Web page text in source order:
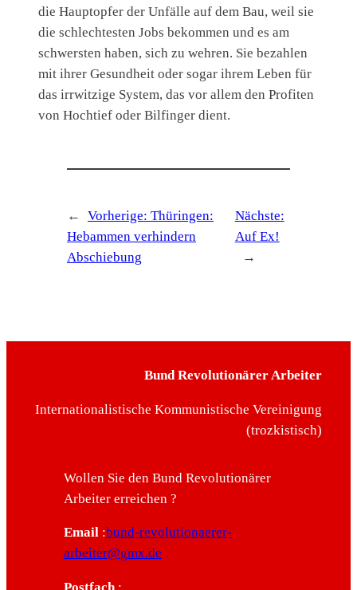
die Hauptopfer der Unfälle auf dem Bau, weil sie
die schlechtesten Jobs bekommen und es am
schwersten haben, sich zu wehren. Sie bezahlen
mit ihrer Gesundheit oder sogar ihrem Leben für
das irrwitzige System, das vor allem den Profiten
von Hochtief oder Bilfinger dient.
← Vorherige: Thüringen:
Hebammen verhindern
Abschiebung
Nächste:
Auf Ex!
→
Bund Revolutionärer Arbeiter
Internationalistische Kommunistische Vereinigung
(trozkistisch)
Wollen Sie den Bund Revolutionärer
Arbeiter erreichen ?
Email:bund-revolutionaerer-
arbeiter@gmx.de